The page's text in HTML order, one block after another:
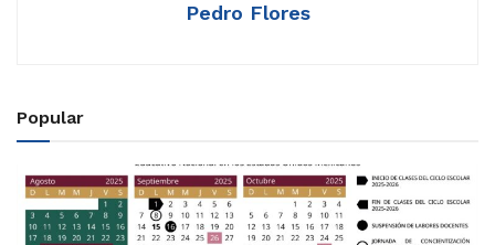
Pedro Flores
Popular